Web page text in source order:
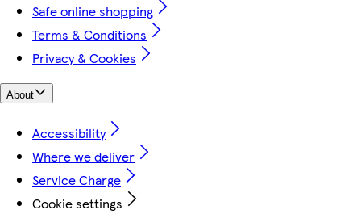
Safe online shopping
Terms & Conditions
Privacy & Cookies
About
Accessibility
Where we deliver
Service Charge
Cookie settings